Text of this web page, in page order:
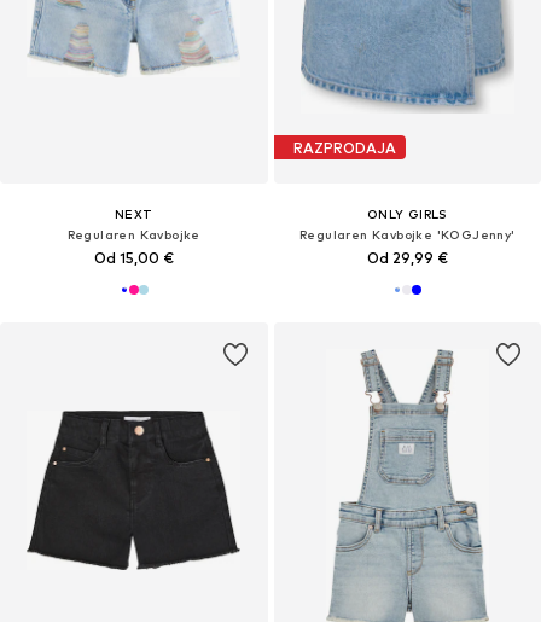
NEXT
Regularen Kavbojke
Od 15,00 €
RAZPRODAJA
ONLY GIRLS
Regularen Kavbojke 'KOGJenny'
Od 29,99 €